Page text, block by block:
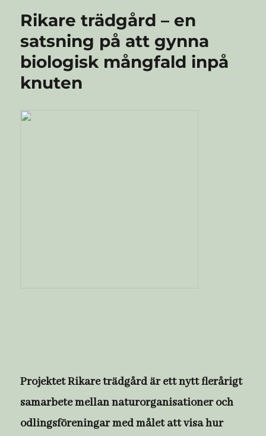
Regionen?
Rikare trädgård – en
satsning på att gynna
biologisk mångfald inpå
knuten
Projektet Rikare trädgård är ett nytt flerårigt
samarbete mellan naturorganisationer och
odlingsföreningar med målet att visa hur